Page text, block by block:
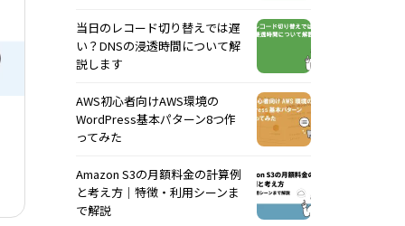
当日のレコード切り替えでは遅
い？DNSの浸透時間について解
説します
AWS初心者向けAWS環境の
WordPress基本パターン8つ作
ってみた
Amazon S3の月額料金の計算例
と考え方｜特徴・利用シーンま
で解説